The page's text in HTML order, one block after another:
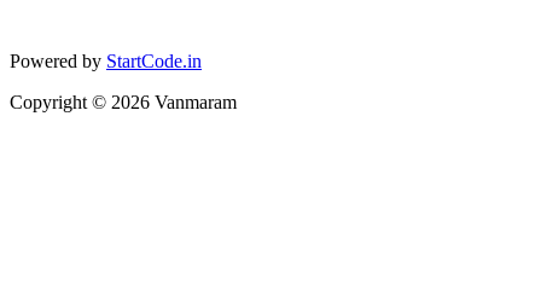
Powered by StartCode.in
Copyright © 2026 Vanmaram